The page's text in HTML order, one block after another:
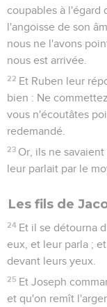
coupables à l'égard
l'angoisse de son
nous ne l'avons
nous est arrivée.
22 Et Ruben leur
bien : Ne
vous n'écoutâtes
redemandé.
23 Or, ils ne
leur parlait par le
Les fils de
24 Et il se détourna
eux, et leur parla ;
devant leurs yeux.
25 Et Joseph
et qu'on remît